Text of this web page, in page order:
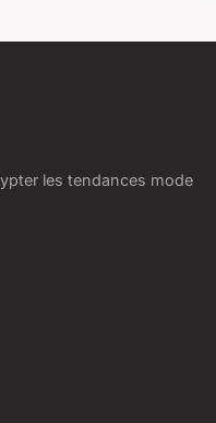
les tendances mode